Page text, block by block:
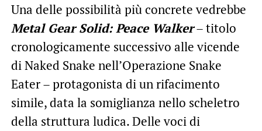
Una delle possibilità più concrete vedrebbe
Metal Gear Solid: Peace Walker– titolo
cronologicamente successivo alle vicende
di Naked Snake nell’Operazione Snake
Eater – protagonista di un rifacimento
simile, data la somiglianza nello scheletro
della struttura ludica. Delle voci di